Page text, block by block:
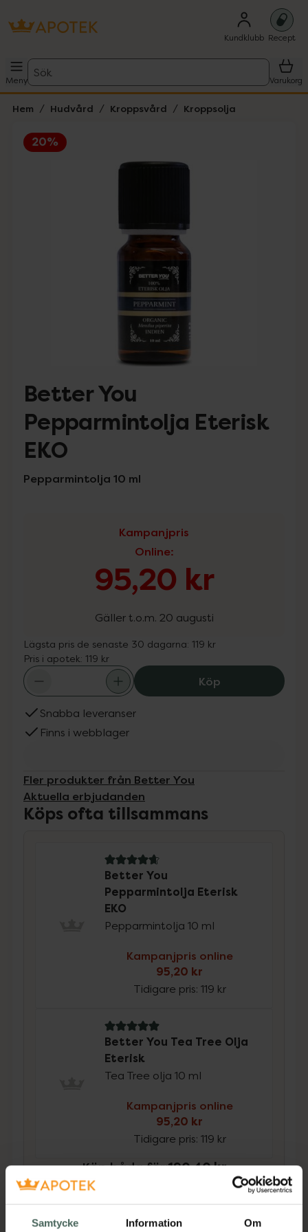
Samtycke Information Om
Kundklubb Recept
Meny
Sök
Varukorg
Hem Hudvård Kroppsvård Kroppsolja
20%
Better You
Pepparmintolja Eterisk
EKO
Pepparmintolja 10 ml
Kampanjpris
Online:
95,20 kr
Gäller t.o.m. 20 augusti
Lägsta pris de senaste 30 dagarna: 119 kr
Pris i apotek: 119 kr
KöpBetter You
Snabba leveranser
Finns i webblager
Fler produkter från Better You
Aktuella erbjudanden
Köps ofta tillsammans
4.8 av 5 i omdöme
Better You
Pepparmintolja Eterisk
EKO
Pepparmintolja 10 ml
Kampanjpris online
95,20 kr
Tidigare pris: 119 kr
5 av 5 i omdöme
Better You Tea Tree Olja
Eterisk
Tea Tree olja 10 ml
Kampanjpris online
95,20 kr
Tidigare pris: 119 kr
Köp båda för:190,40 kr